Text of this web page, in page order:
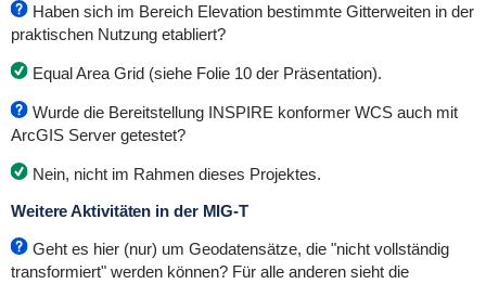
Haben sich im Bereich Elevation bestimmte Gitterweiten in der
praktischen Nutzung etabliert?
Equal Area Grid (siehe Folie 10 der Präsentation).
Wurde die Bereitstellung INSPIRE konformer WCS auch mit
ArcGIS Server getestet?
Nein, nicht im Rahmen dieses Projektes.
Weitere Aktivitäten in der MIG-T
Geht es hier (nur) um Geodatensätze, die "nicht vollständig
transformiert" werden können? Für alle anderen sieht die